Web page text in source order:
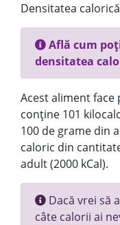
Densitatea
Află cum
densitatea
Acest aliment face
conține 101
100 de grame din
caloric din
adult (2000 kCal).
Dacă vrei să
câte calorii ai